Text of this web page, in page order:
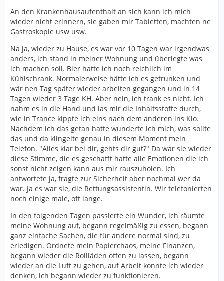
An den Krankenhausaufenthalt an sich kann ich mich
wieder nicht erinnern, sie gaben mir Tabletten, machten ne
Gastroskopie usw usw.
Na ja, wieder zu Hause, es war vor 10 Tagen war irgendwas
anders, ich stand in meiner Wohnung und überlegte was
ich machen soll. Bier hatte ich noch reichlich im
Kühlschrank. Normalerweise hätte ich es getrunken und
wär nen Tag später wieder arbeiten gegangen und in 14
Tagen wieder 3 Tage KH. Aber nein, ich trank es nicht. Ich
nahm es in die Hand und las mir die Inhaltsstoffe durch,
wie in Trance kippte ich eins nach dem anderen ins Klo.
Nachdem ich das getan hatte wunderte ich mich, was sollte
das und da klingelte genau in diesem Moment mein
Telefon. "Alles klar bei dir, gehts dir gut?" Da war sie wieder
diese Stimme, die es geschafft hatte alle Emotionen die ich
sonst nicht zeigen kann aus mir rauszuholen. Ich
antwortete ja, fragte zur Sicherheit aber nochmal wer da
war. Ja es war sie, die Rettungsassistentin. Wir telefonierten
noch einige male, oft lange.
In den folgenden Tagen passierte ein Wunder, ich räumte
meine Wohnung auf, begann regelmäßig zu essen, begann
ganz einfache Sachen, die für andere normal sind, zu
erledigen. Ordnete mein Papierchaos, meine Finanzen,
begann wieder die Rollläden offen zu lassen, begann
wieder an die Luft zu gehen, auf Arbeit konnte ich wieder
denken, ich begann wieder zu funktionieren.